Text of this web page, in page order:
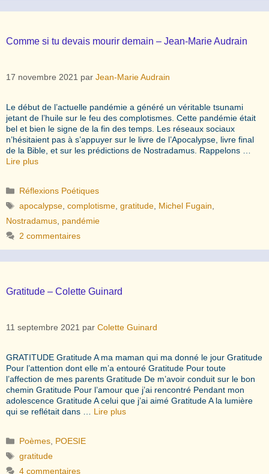
Comme si tu devais mourir demain – Jean-Marie Audrain
17 novembre 2021 par Jean-Marie Audrain
Le début de l’actuelle pandémie a généré un véritable tsunami
jetant de l’huile sur le feu des complotismes. Cette pandémie était
bel et bien le signe de la fin des temps. Les réseaux sociaux
n’hésitaient pas à s’appuyer sur le livre de l’Apocalypse, livre final
de la Bible, et sur les prédictions de Nostradamus. Rappelons …
Lire plus
Catégories
Réflexions Poétiques
Étiquettes
apocalypse ,complotisme ,gratitude Michel Fugain
Nostradamus pandémie
2 commentaires
Gratitude – Colette Guinard
11 septembre 2021 par Colette Guinard
GRATITUDE Gratitude A ma maman qui ma donné le jour Gratitude
Pour l’attention dont elle m’a entouré Gratitude Pour toute
l’affection de mes parents Gratitude De m’avoir conduit sur le bon
chemin Gratitude Pour l’amour que j’ai rencontré Pendant mon
adolescence Gratitude A celui que j’ai aimé Gratitude A la lumière
qui se reflétait dans … Lire plus
Catégories
Poèmes POESIE
Étiquettes
gratitude
4 commentaires